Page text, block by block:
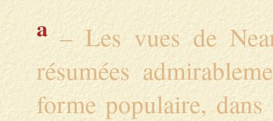
a– Les vues de
résumées
forme populaire,